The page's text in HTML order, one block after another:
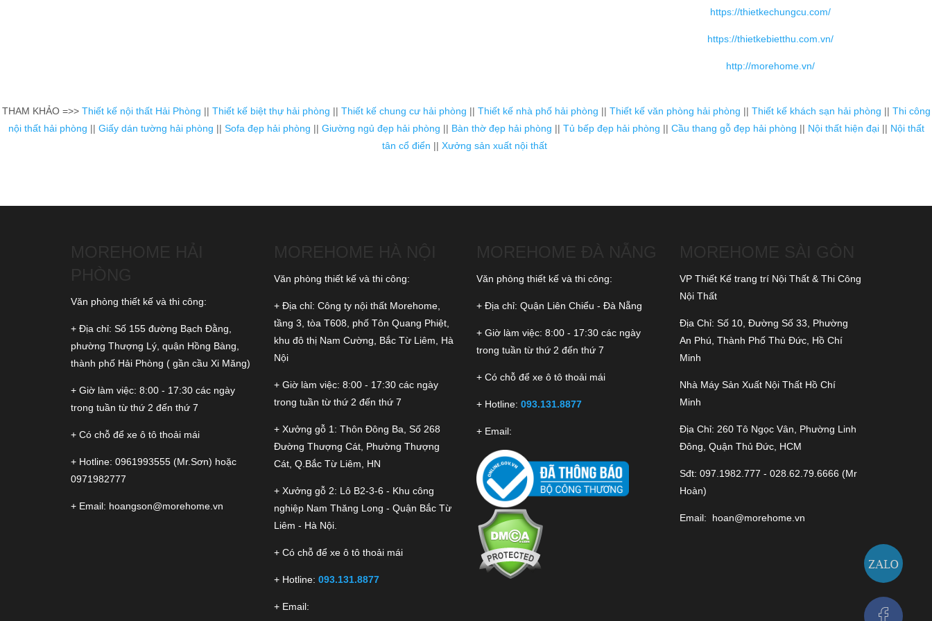
https://thietkechungcu.com/
https://thietkebietthu.com.vn/
http://morehome.vn/
THAM KHẢO =>> Thiết kế nội thất Hải Phòng || Thiết kế biệt thự hải phòng || Thiết kế chung cư hải phòng || Thiết kế nhà phố hải phòng || Thiết kế văn phòng hải phòng || Thiết kế khách sạn hải phòng || Thi công
nội thất hải phòng || Giấy dán tường hải phòng || Sofa đẹp hải phòng || Giường ngủ đẹp hải phòng || Bàn thờ đẹp hải phòng || Tủ bếp đẹp hải phòng || Cầu thang gỗ đẹp hải phòng || Nội thất hiện đại|| Nội thất
tân cổ điển || Xưởng sản xuất nội thất
Văn phòng thiết kế và thi công:
+ Địa chỉ: Số 155 đường Bạch Đằng,
phường Thượng Lý, quận Hồng Bàng,
thành phố Hải Phòng ( gần cầu Xi Măng)
+ Giờ làm việc: 8:00 - 17:30 các ngày
trong tuần từ thứ 2 đến thứ 7
+ Có chỗ để xe ô tô thoải mái
+ Hotline: 0961993555 (Mr.Sơn) hoặc
0971982777
+ Email: hoangson@morehome.vn
Văn phòng thiết kế và thi công:
+ Địa chỉ: Công ty nội thất Morehome,
tầng 3, tòa T608, phố Tôn Quang Phiệt,
khu đô thị Nam Cường, Bắc Từ Liêm, Hà
Nội
+ Giờ làm việc: 8:00 - 17:30 các ngày
trong tuần từ thứ 2 đến thứ 7
+ Xưởng gỗ 1: Thôn Đông Ba, Số 268
Đường Thượng Cát, Phường Thượng
Cát, Q.Bắc Từ Liêm, HN
+ Xưởng gỗ 2: Lô B2-3-6 - Khu công
nghiệp Nam Thăng Long - Quận Bắc Từ
Liêm - Hà Nội.
+ Có chỗ để xe ô tô thoải mái
+ Hotline: 093.131.8877
+ Email:
Văn phòng thiết kế và thi công:
+ Địa chỉ: Quận Liên Chiểu - Đà Nẵng
+ Giờ làm việc: 8:00 - 17:30 các ngày
trong tuần từ thứ 2 đến thứ 7
+ Có chỗ để xe ô tô thoải mái
+ Hotline: 093.131.8877
+ Email:
VP Thiết Kế trang trí Nội Thất & Thi Công
Nội Thất
Địa Chỉ: Số 10, Đường Số 33, Phường
An Phú, Thành Phố Thủ Đức, Hồ Chí
Minh
Nhà Máy Sản Xuất Nội Thất Hồ Chí
Minh
Địa Chỉ: 260 Tô Ngọc Vân, Phường Linh
Đông, Quận Thủ Đức, HCM
Sđt: 097.1982.777 - 028.62.79.6666 (Mr
Hoàn)
Email: hoan@morehome.vn